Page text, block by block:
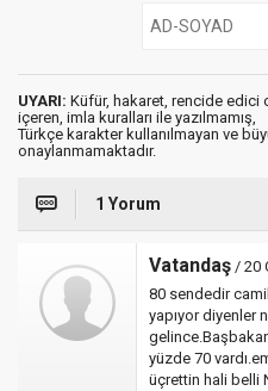
UYARI: Küfür, hakaret, rencide edici
içeren, imla kuralları ile yazılmamış,
Türkçe karakter kullanılmayan ve
onaylanmamaktadır.
1 Yorum
Vatandaş / 20
80 sendedir
yapıyor diyenler
yüzde 70
üçrettin hali belli